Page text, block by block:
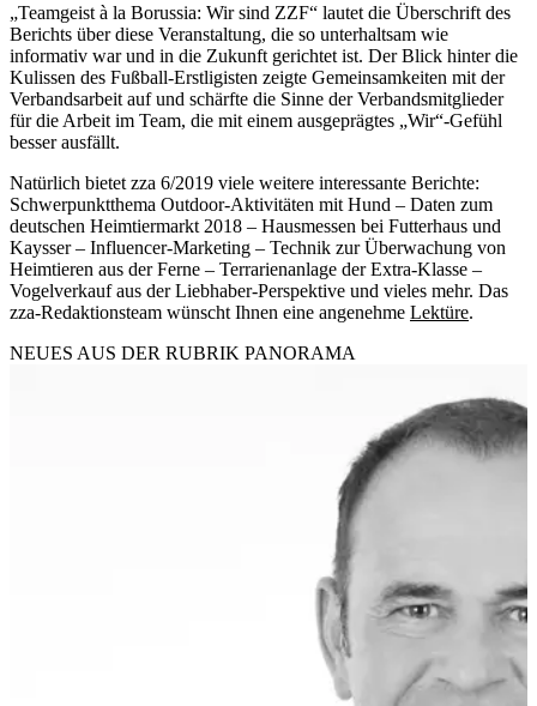
„Teamgeist à la Borussia: Wir sind ZZF“ lautet die Überschrift des
Berichts über diese Veranstaltung, die so unterhaltsam wie
informativ war und in die Zukunft gerichtet ist. Der Blick hinter die
Kulissen des Fußball-Erstligisten zeigte Gemeinsamkeiten mit der
Verbandsarbeit auf und schärfte die Sinne der Verbandsmitglieder
für die Arbeit im Team, die mit einem ausgeprägtes „Wir“-Gefühl
besser ausfällt.
Natürlich bietet zza 6/2019 viele weitere interessante Berichte:
Schwerpunktthema Outdoor-Aktivitäten mit Hund – Daten zum
deutschen Heimtiermarkt 2018 – Hausmessen bei Futterhaus und
Kaysser – Influencer-Marketing – Technik zur Überwachung von
Heimtieren aus der Ferne – Terrarienanlage der Extra-Klasse –
Vogelverkauf aus der Liebhaber-Perspektive und vieles mehr. Das
zza-Redaktionsteam wünscht Ihnen eine angenehme Lektüre.
NEUES AUS DER RUBRIK PANORAMA